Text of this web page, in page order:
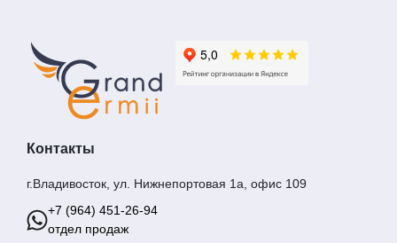
Контакты
г.Владивосток, ул. Нижнепортовая 1а, офис 109
+7 (964) 451-26-94
отдел продаж